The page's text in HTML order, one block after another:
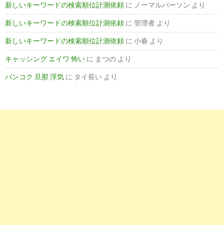
8 http:// www.e-yakuzaisi.com/php/topic_view.html
薬剤師の仕事 最新求人情報｜薬剤師の求人・転職・募集｜e薬
9 http:// www.cabrain.net/spcIntro049.html
年収700万円以上可能！薬剤師【高額年収】求人特集 - CBネッ
新しいキーワードの検索順位計測依頼 に ノーマルパーソン より
新しいキーワードの検索順位計測依頼 に 管理者 より
新しいキーワードの検索順位計測依頼 に 小春 より
キャッシング エイワ 怖い に まつの より
バンコク 旦那 浮気 に タイ長い より